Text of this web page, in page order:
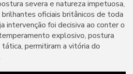
severa e natureza impetuosa,
oficiais britânicos de toda
intervenção foi decisiva ao conter o
explosivo, postura
permitiram a vitória do